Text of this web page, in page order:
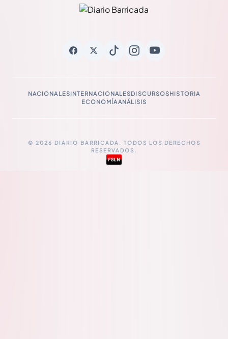
NACIONALESINTERNACIONALESDISCURSOSHISTORIA
ECONOMÍAANÁLISIS
© 2026 DIARIO BARRICADA. TODOS LOS DERECHOS
RESERVADOS.